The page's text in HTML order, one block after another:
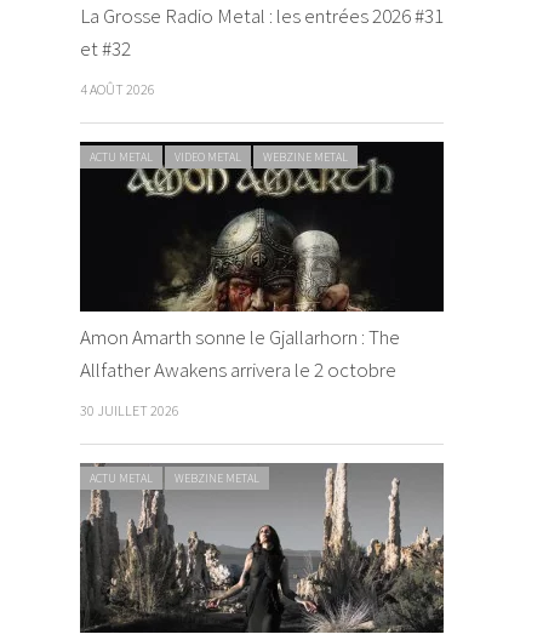
La Grosse Radio Metal : les entrées 2026 #31
et #32
4 AOÛT 2026
ACTU METAL VIDEO METAL WEBZINE METAL
Amon Amarth sonne le Gjallarhorn : The
Allfather Awakens arrivera le 2 octobre
30 JUILLET 2026
ACTU METAL WEBZINE METAL